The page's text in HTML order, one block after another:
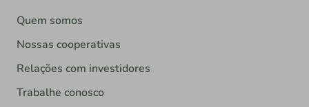
Quem somos
Nossas cooperativas
Relações com investidores
Trabalhe conosco